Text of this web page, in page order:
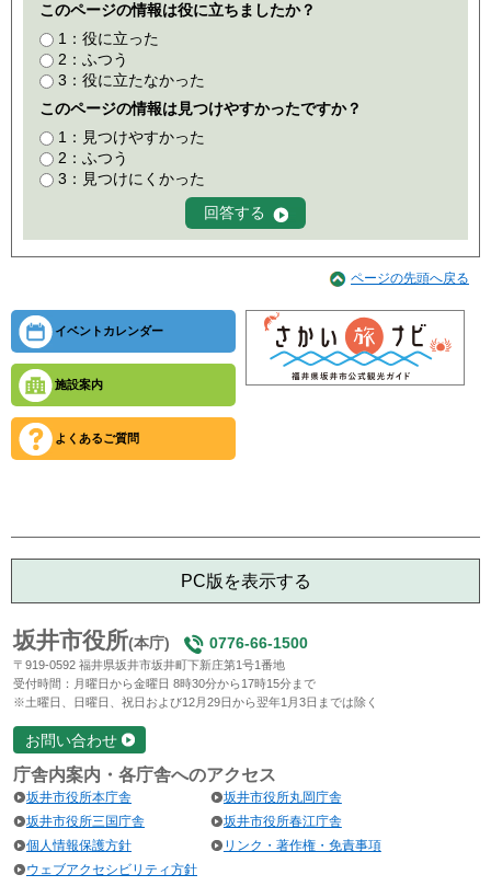
このページの情報は役に立ちましたか？
1：役に立った
2：ふつう
3：役に立たなかった
このページの情報は見つけやすかったですか？
1：見つけやすかった
2：ふつう
3：見つけにくかった
ページの先頭へ戻る
イベントカレンダー
施設案内
よくあるご質問
PC版を表示する
坂井市役所(本庁) 0776-66-1500
〒919-0592 福井県坂井市坂井町下新庄第1号1番地
受付時間：月曜日から金曜日 8時30分から17時15分まで
※土曜日、日曜日、祝日および12月29日から翌年1月3日までは除く
お問い合わせ
庁舎内案内・各庁舎へのアクセス
坂井市役所本庁舎
坂井市役所丸岡庁舎
坂井市役所三国庁舎
坂井市役所春江庁舎
個人情報保護方針
リンク・著作権・免責事項
ウェブアクセシビリティ方針